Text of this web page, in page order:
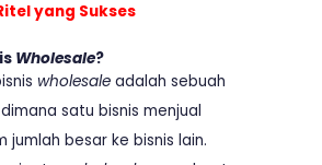
yang Sukses
Wholesale?
wholesale adalah sebuah
satu bisnis menjual
jumlah besar ke bisnis lain.